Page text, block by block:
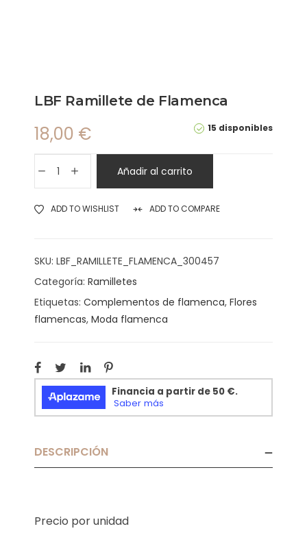
LBF Ramillete de Flamenca
15 disponibles
18,00 €
Añadir al carrito
ADD TO WISHLIST ADD TO COMPARE
SKU: LBF_RAMILLETE_FLAMENCA_300457
Categoría: Ramilletes
Etiquetas: Complementos de flamenca, Flores
flamencas, Moda flamenca
DESCRIPCIÓN
Precio por unidad